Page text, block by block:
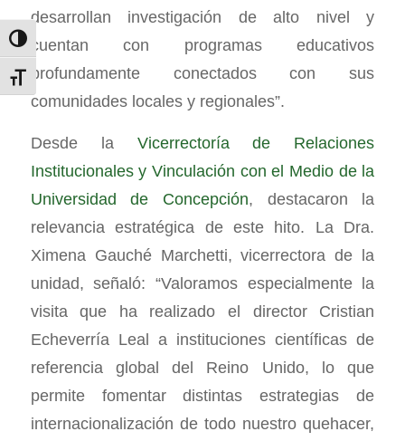
Alternar alto contraste
Alternar tamaño de letra
desarrollan investigación de alto nivel y
cuentan con programas educativos
profundamente conectados con sus
comunidades locales y regionales”.
Desde la Vicerrectoría de Relaciones
Institucionales y Vinculación con el Medio de la
Universidad de Concepción, destacaron la
relevancia estratégica de este hito. La Dra.
Ximena Gauché Marchetti, vicerrectora de la
unidad, señaló: “Valoramos especialmente la
visita que ha realizado el director Cristian
Echeverría Leal a instituciones científicas de
referencia global del Reino Unido, lo que
permite fomentar distintas estrategias de
internacionalización de todo nuestro quehacer,